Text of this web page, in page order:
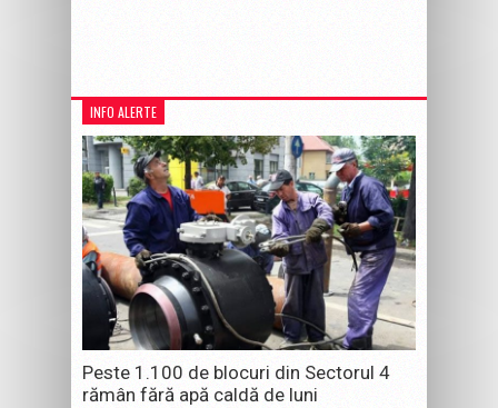
INFO ALERTE
Peste 1.100 de blocuri din Sectorul 4
rămân fără apă caldă de luni